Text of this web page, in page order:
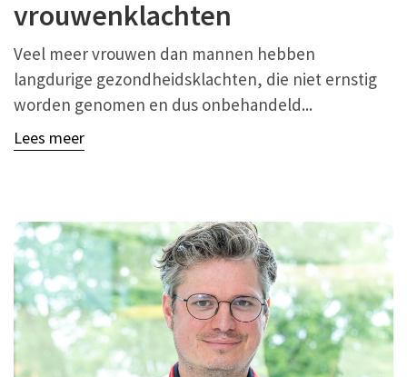
vrouwenklachten
Veel meer vrouwen dan mannen hebben
langdurige gezondheidsklachten, die niet ernstig
worden genomen en dus onbehandeld...
Lees meer